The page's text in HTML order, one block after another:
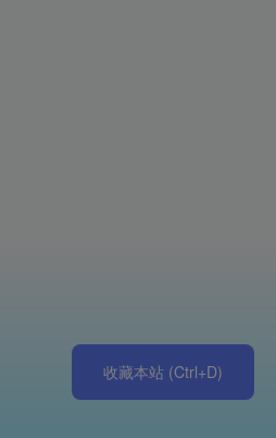
收藏本站 (Ctrl+D)